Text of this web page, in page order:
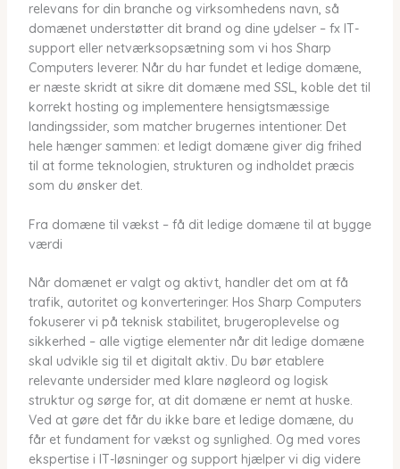
relevans for din branche og virksomhedens navn, så
domænet understøtter dit brand og dine ydelser – fx IT-
support eller netværksopsætning som vi hos Sharp
Computers leverer. Når du har fundet et ledige domæne,
er næste skridt at sikre dit domæne med SSL, koble det til
korrekt hosting og implementere hensigtsmæssige
landingssider, som matcher brugernes intentioner. Det
hele hænger sammen: et ledigt domæne giver dig frihed
til at forme teknologien, strukturen og indholdet præcis
som du ønsker det.
Fra domæne til vækst – få dit ledige domæne til at bygge
værdi
Når domænet er valgt og aktivt, handler det om at få
trafik, autoritet og konverteringer. Hos Sharp Computers
fokuserer vi på teknisk stabilitet, brugeroplevelse og
sikkerhed – alle vigtige elementer når dit ledige domæne
skal udvikle sig til et digitalt aktiv. Du bør etablere
relevante undersider med klare nøgleord og logisk
struktur og sørge for, at dit domæne er nemt at huske.
Ved at gøre det får du ikke bare et ledige domæne, du
får et fundament for vækst og synlighed. Og med vores
ekspertise i IT-løsninger og support hjælper vi dig videre